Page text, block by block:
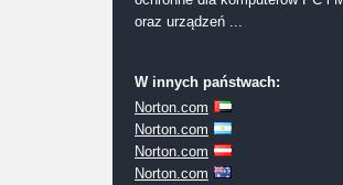
oraz urządzeń ...
W innych państwach:
Norton.com
Norton.com
Norton.com
Norton.com